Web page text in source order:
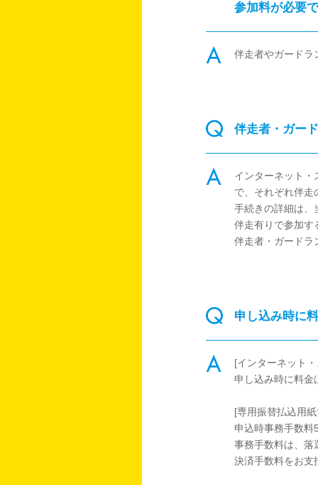
参加料が必要
伴走者やガードラ
伴走者・ガー
インターネット・
で、それぞれ伴走
手続きの詳細は、
伴走有りで参加す
伴走者・ガードラ
申し込み時に
[インターネット
申し込み時に料金
[専用振替払込用
申込時事務手数
事務手数料は、落
決済手数料をお支